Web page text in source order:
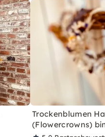
Trockenblumen
(Flowercrowns)